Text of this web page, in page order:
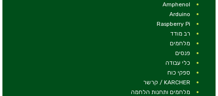
Amphenol
Arduino
Raspberry Pi
רב מודד
מלחמים
פנסים
כלי עבודה
ספקי כוח
KARCHER / קרשר
מלחמים ותחנות הלחמה